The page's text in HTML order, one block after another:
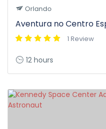
Orlando
Aventura no Centro
1 Review
12 hours